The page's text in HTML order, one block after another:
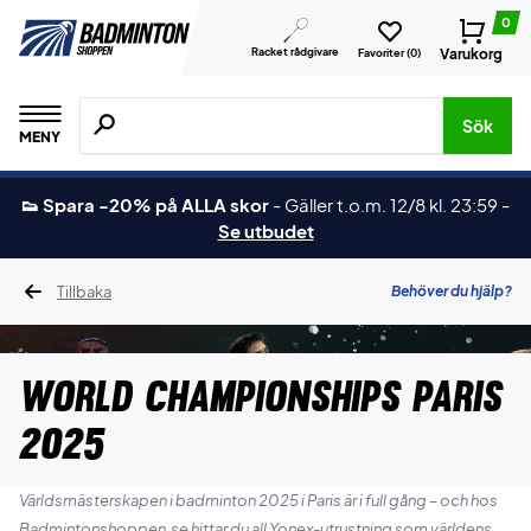
Racket rådgivare Favoriter (0)
0
Varukorg
MENY
Sök efter produkter, märken osv.
Sök
👟 Spara -20% på ALLA skor - Gäller t.o.m. 12/8 kl. 23:59 -
Se utbudet
Tillbaka Behöver du hjälp?
World Championships Paris
2025
Världsmästerskapen i badminton 2025 i Paris är i full gång – och hos